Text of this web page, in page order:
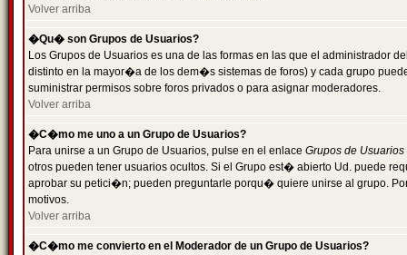
Volver arriba
�Qu� son Grupos de Usuarios?
Los Grupos de Usuarios es una de las formas en las que el administrador
distinto en la mayor�a de los dem�s sistemas de foros) y cada grupo
suministrar permisos sobre foros privados o para asignar moderadores.
Volver arriba
�C�mo me uno a un Grupo de Usuarios?
Para unirse a un Grupo de Usuarios, pulse en el enlace Grupos de Usuarios
otros pueden tener usuarios ocultos. Si el Grupo est� abierto Ud. puede
aprobar su petici�n; pueden preguntarle porqu� quiere unirse al grupo.
motivos.
Volver arriba
�C�mo me convierto en el Moderador de un Grupo de Usuarios?